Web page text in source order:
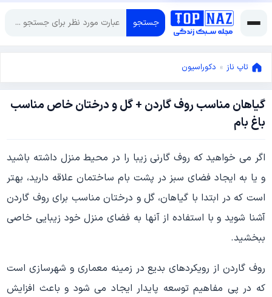
جستجو
تاپ ناز » دکوراسیون
گیاهان مناسب روف گاردن + گل و درختان خاص مناسب
باغ بام
آگوست
2,
4,
2024
اگر می خواهید که روف گارنی زیبا را در محیط منزل داشته باشید
و یا به ایجاد فضای سبز در پشت بام ساختمان علاقه دارید، بهتر
است که در ابتدا با گیاهان، گل و درختان مناسب برای روف گاردن
آشنا شوید و با استفاده از آنها به فضای منزل خود زیبایی خاصی
ببخشید.
روف گاردن از رویکردهای بدیع در زمینه معماری و شهرسازی است
که در پی مفاهیم توسعه پایدار ایجاد می شود و باعث افزایش